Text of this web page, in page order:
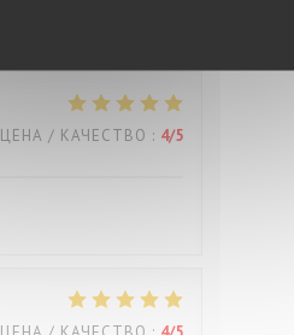
ЦЕНА / КАЧЕСТВО : 4/5